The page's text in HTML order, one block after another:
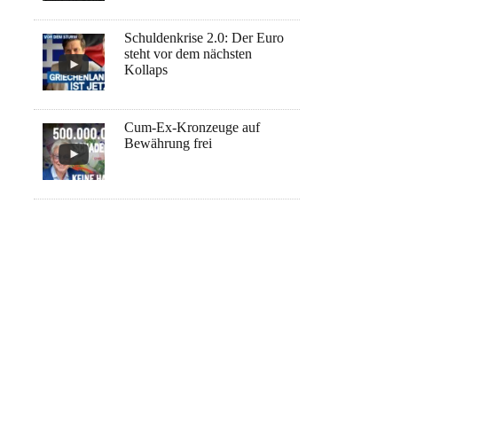
Schuldenkrise 2.0: Der Euro
steht vor dem nächsten
Kollaps
Cum-Ex-Kronzeuge auf
Bewährung frei